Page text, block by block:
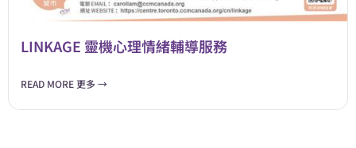
LINKAGE 靈機心理情緒輔導服務
READ MORE 更多 →